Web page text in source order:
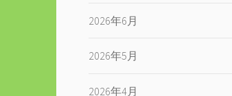
2026年6月
2026年5月
2026年4月